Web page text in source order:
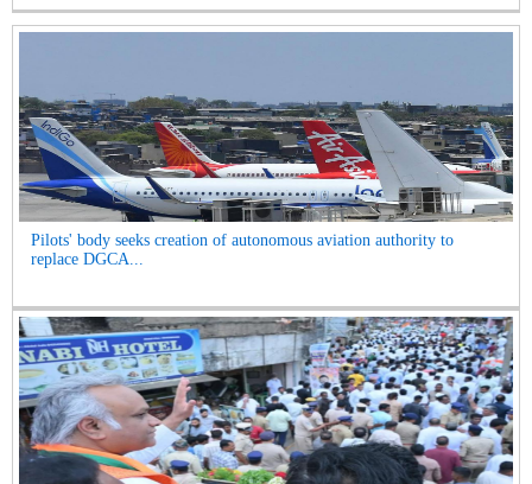
Pilots' body seeks creation of autonomous aviation authority to
replace DGCA...